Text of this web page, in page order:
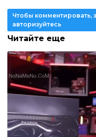
Чтобы комментировать,
авторизуйтесь
Читайте еще